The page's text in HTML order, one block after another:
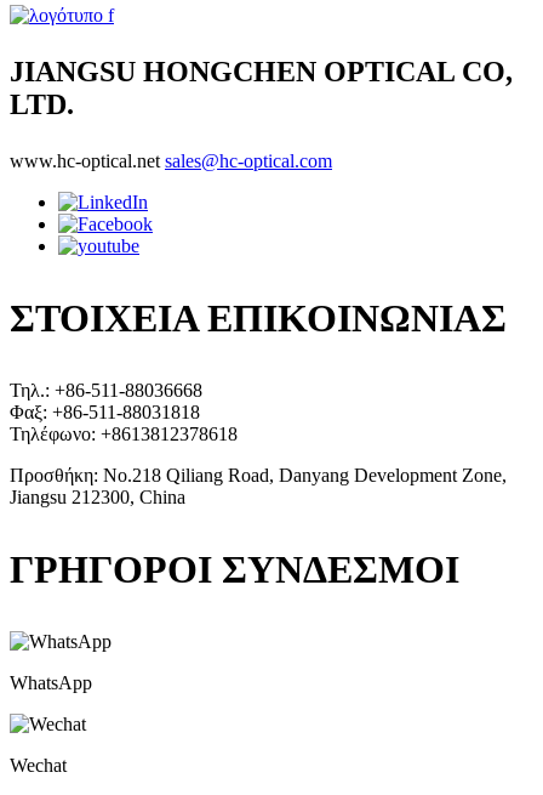
JIANGSU HONGCHEN OPTICAL CO,
LTD.
www.hc-optical.net sales@hc-optical.com
ΣΤΟΙΧΕΙΑ ΕΠΙΚΟΙΝΩΝΙΑΣ
Τηλ.: +86-511-88036668
Φαξ: +86-511-88031818
Τηλέφωνο: +8613812378618
Προσθήκη: No.218 Qiliang Road, Danyang Development Zone,
Jiangsu 212300, China
ΓΡΗΓΟΡΟΙ ΣΥΝΔΕΣΜΟΙ
WhatsApp
Wechat